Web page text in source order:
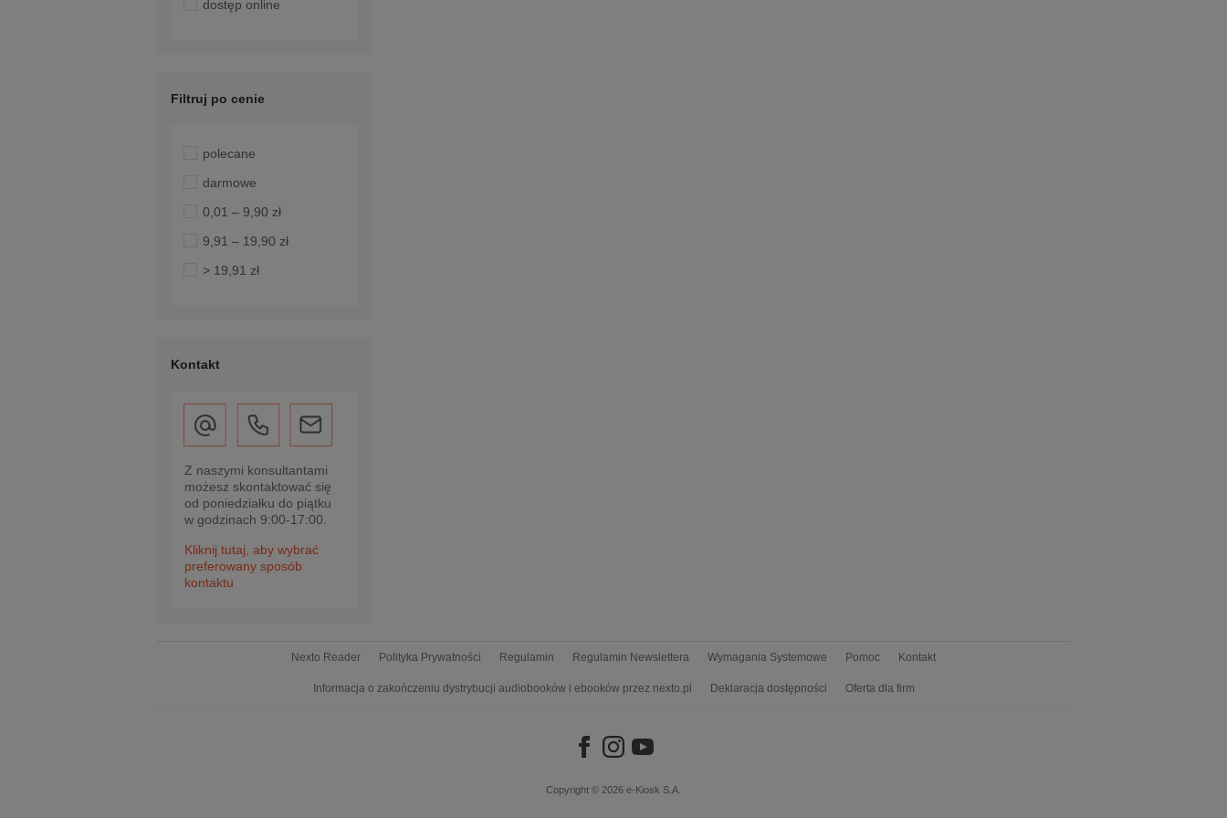
dostęp online
Filtruj po cenie
polecane
darmowe
0,01 – 9,90 zł
9,91 – 19,90 zł
> 19,91 zł
Kontakt
Z naszymi konsultantami
możesz skontaktować się
od poniedziałku do piątku
w godzinach 9:00-17:00.
Kliknij tutaj, aby wybrać
preferowany sposób
kontaktu
Nexto Reader Polityka Prywatności Regulamin Regulamin Newslettera Wymagania Systemowe Pomoc Kontakt
Informacja o zakończeniu dystrybucji audiobooków i ebooków przez nexto.pl Deklaracja dostępności Oferta dla firm
Copyright © 2026 e-Kiosk S.A.